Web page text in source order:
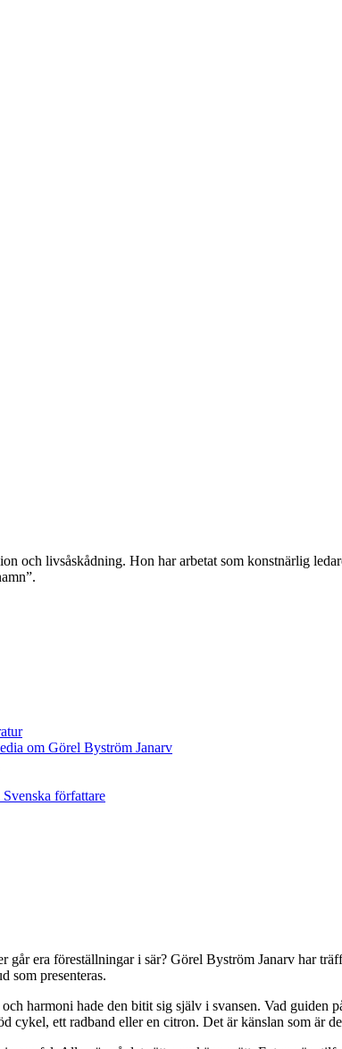
och livsåskådning. Hon har arbetat som konstnärlig
era föreställningar i sär? Görel Byström Janarv har
som presenteras.
harmoni hade den bitit sig själv i svansen. Vad guiden
ett radband eller en citron. Det är känslan som är